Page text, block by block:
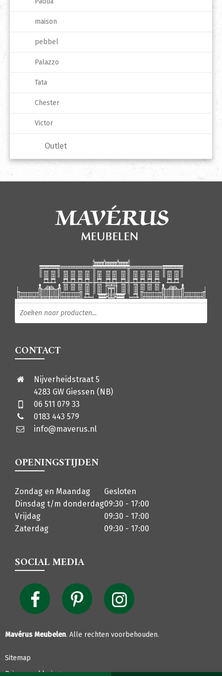
maison
pebbel
Palazzo
Tata
Chester
Victor
Outlet
Producten zoeken
CONTACT
Nijverheidstraat 5
4283 GW Giessen (NB)
06 511 079 33
0183 443 579
info@maverus.nl
OPENINGSTIJDEN
Zondag en Maandag
Gesloten
Dinsdag t/m donderdag09:30 - 17:00
Vrijdag
09:30 - 17:00
Zaterdag
09:30 - 17:00
SOCIAL MEDIA
Mavérus Meubelen. Alle rechten voorbehouden.
Sitemap
Privacyverklaring